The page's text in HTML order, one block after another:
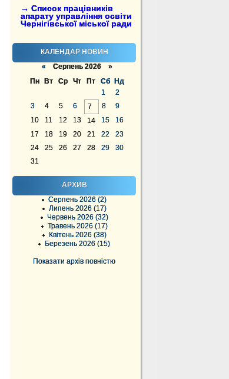
→ Список працівників
апарату управління освіти
Чернігівської міської ради
КАЛЕНДАР НОВИН
« Серпень 2026 »
Пн
Вт Ср Чт Пт Сб
Нд
1
2
3
4 5 6 7 8
9
10
11 12 13 14 15
16
17
18 19 20 21 22
23
24
25 26 27 28 29
30
31
АРХИВ
Серпень 2026 (2)
Липень 2026 (17)
Червень 2026 (32)
Травень 2026 (17)
Квітень 2026 (38)
Березень 2026 (15)
Показати архів повністю